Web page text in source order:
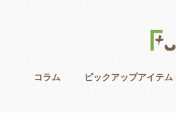
コラム ピックアップアイテム